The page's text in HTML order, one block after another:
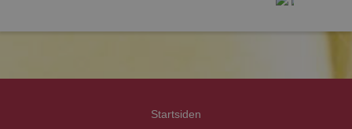
Startsiden